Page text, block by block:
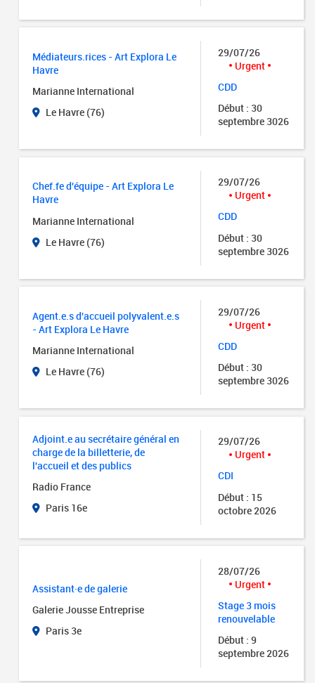
Médiateurs.rices - Art Explora Le
Havre
Marianne International
Le Havre (76)
29/07/26
Urgent
CDD
Début : 30
septembre 3026
Chef.fe d'équipe - Art Explora Le
Havre
Marianne International
Le Havre (76)
29/07/26
Urgent
CDD
Début : 30
septembre 3026
Agent.e.s d'accueil polyvalent.e.s
- Art Explora Le Havre
Marianne International
Le Havre (76)
29/07/26
Urgent
CDD
Début : 30
septembre 3026
Adjoint.e au secrétaire général en
charge de la billetterie, de
l'accueil et des publics
Radio France
Paris 16e
29/07/26
Urgent
CDI
Début : 15
octobre 2026
Assistant·e de galerie
Galerie Jousse Entreprise
Paris 3e
28/07/26
Urgent
Stage 3 mois
renouvelable
Début : 9
septembre 2026